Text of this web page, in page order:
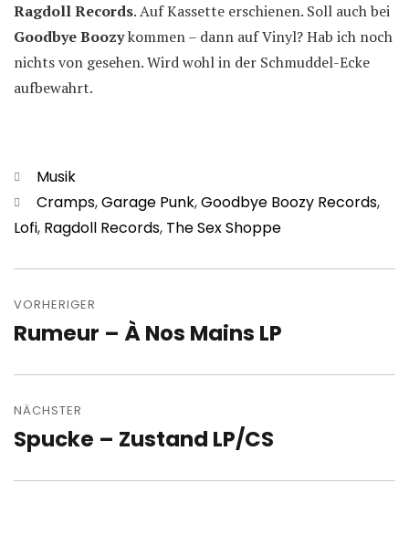
Ragdoll Records. Auf Kassette erschienen. Soll auch bei
Goodbye Boozykommen – dann auf Vinyl? Hab ich noch
nichts von gesehen. Wird wohl in der Schmuddel-Ecke
aufbewahrt.
Kategorien
Musik
Schlagwörter
Cramps,Garage Punk,Goodbye Boozy Records,
Lofi, Ragdoll Records, The Sex Shoppe
VORHERIGER
Vorheriger
Rumeur – À Nos Mains LP
NÄCHSTER
Nächster
Spucke – Zustand LP/CS